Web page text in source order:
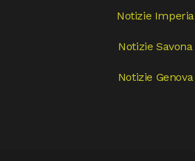
Notizie Imperia
Notizie Savona
Notizie Genova